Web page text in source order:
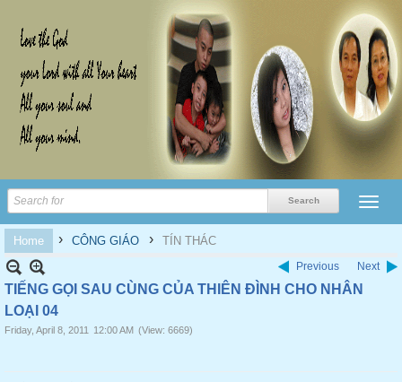
Home › CÔNG GIÁO › TÍN THÁC
Previous Next
TIẾNG GỌI SAU CÙNG CỦA THIÊN ĐÌNH CHO NHÂN
LOẠI 04
Friday, April 8, 2011 12:00 AM (View: 6669)